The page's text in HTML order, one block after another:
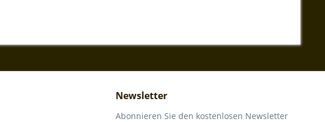
Newsletter
Abonnieren Sie den kostenlosen Newsletter